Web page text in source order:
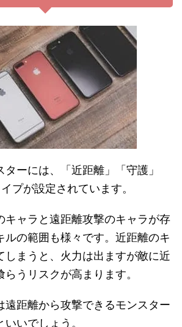
ターには、「近距離」「守護」
プが設定されています。
キャラと遠距離攻撃のキャラが存
ルの範囲も様々です。近距離のキ
しまうと、火力は出ますが敵に近
うリスクが高まります。
遠距離から攻撃できるモンスター
いでしょう。